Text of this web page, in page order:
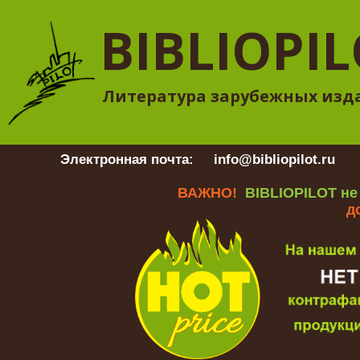
Литература зарубежных
Электронная почта: info@bibliopilot.ru
ВАЖНО! BIBLIOPILOT